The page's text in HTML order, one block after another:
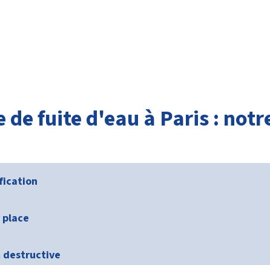
de fuite d'eau à Paris :
destructive